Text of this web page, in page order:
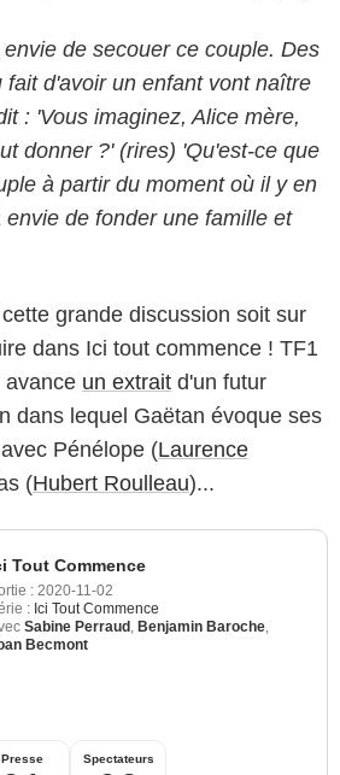
de secouer ce couple. Des
fait d'avoir un enfant vont naître
: 'Vous imaginez, Alice mère,
donner ?' (rires) 'Qu'est-ce que
à partir du moment où il y en
de fonder une famille et
grande discussion soit sur
dans Ici tout commence ! TF1
avance un extrait d'un futur
dans lequel Gaëtan évoque ses
Pénélope (Laurence
(Hubert Roulleau)...
Tout Commence
: 2020-11-02
: Ici Tout Commence
Sabine Perraud Benjamin Baroche
Becmont
Presse Spectateurs